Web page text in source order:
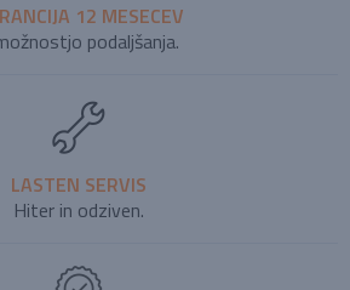
12 MESECEV
podaljšanja.
LASTEN SERVIS
Hiter in odziven.